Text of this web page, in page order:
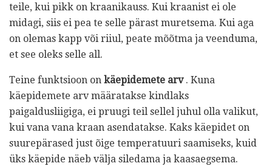
teile, kui pikk on kraanikauss. Kui kraanist ei ole
midagi, siis ei pea te selle pärast muretsema. Kui aga
on olemas kapp või riiul, peate mõõtma ja veenduma,
et see oleks selle all.
Teine funktsioon on käepidemete arv. Kuna
käepidemete arv määratakse kindlaks
paigaldusliigiga, ei pruugi teil sellel juhul olla valikut,
kui vana vana kraan asendatakse. Kaks käepidet on
suurepärased just õige temperatuuri saamiseks, kuid
üks käepide näeb välja siledama ja kaasaegsema.